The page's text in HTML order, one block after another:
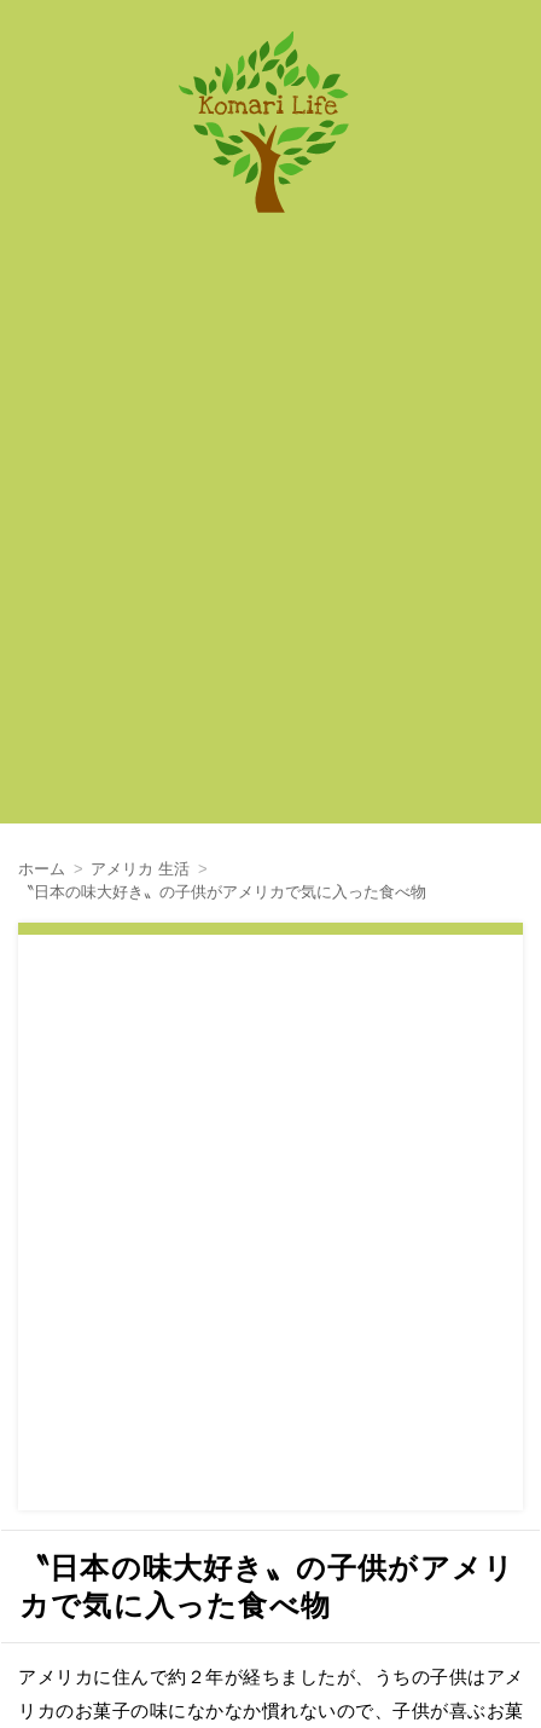
ホーム
アメリカ 生活
〝日本の味大好き〟の子供がアメリカで気に入った食べ物
〝日本の味大好き〟の子供がアメリ
カで気に入った食べ物
アメリカに住んで約２年が経ちましたが、うちの子供はアメ
リカのお菓子の味になかなか慣れないので、子供が喜ぶお菓